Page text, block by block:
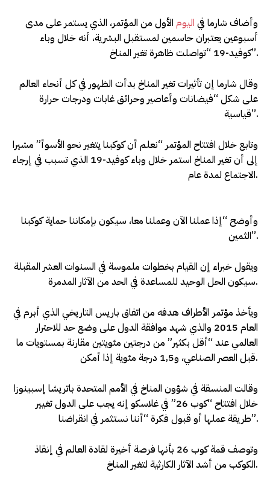
وأضاف شارما في اليوم الأول من المؤتمر، الذي يستمر على مدى
أسبوعين يعتبران حاسمين لمستقبل البشرية، أنه خلال وباء
كوفيد-19 “تواصلت ظاهرة تغير المناخ”.
وقال شارما إن تأثيرات تغير المناخ بدأت الظهور في كل أنحاء العالم
على شكل “فيضانات وأعاصير وحرائق غابات ودرجات حرارة
قياسية”.
وتابع خلال افتتاح المؤتمر “نعلم أن كوكبنا يتغير نحو الأسوأ” مشيرا
إلى أن تغير المناخ استمر خلال وباء كوفيد-19 الذي تسبب في إرجاء
الاجتماع لمدة عام.
وأوضح “إذا عملنا الآن وعملنا معا، سيكون بإمكاننا حماية كوكبنا
الثمين”.
ويقول خبراء إن القيام بخطوات ملموسة في السنوات العشر المقبلة
سيكون الحل الوحيد للمساعدة في الحد من الآثار المدمرة.
ويأخذ مؤتمر الأطراف هدفه من اتفاق باريس التاريخي الذي أبرم في
العام 2015 والذي شهد موافقة الدول على وضع حد للاحترار
العالمي عند “أقل بكثير” من درجتين مئويتين مقارنة بمستويات ما
قبل العصر الصناعي، و1,5 درجة مئوية إذا أمكن.
وقالت المنسقة في شؤون المناخ في الأمم المتحدة باتريشا إسبينوزا
خلال افتتاح “كوب 26” في غلاسكو إنه يجب على الدول تغيير
طريقة عملها أو قبول فكرة “أننا نستثمر في انقراضنا”.
وتوصف قمة كوب 26 بأنها فرصة أخيرة لقادة العالم في إنقاذ
الكوكب من أشد الآثار الكارثية لتغير المناخ.